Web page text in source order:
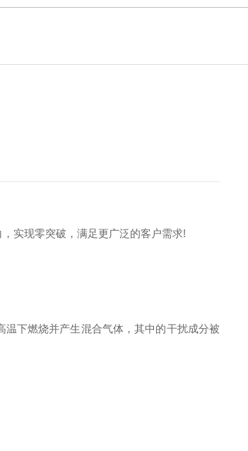
实现零突破，满足更广泛的客户需求!
下燃烧并产生混合气体，其中的干扰成分被